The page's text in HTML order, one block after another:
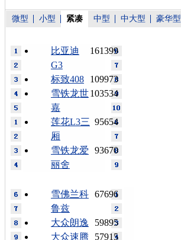
微型 小型 紧凑 中型 中大型 豪华型
161399
比亚迪
G3
109973
标致408
103534
雪铁龙世
嘉
95654
莲花L3三
厢
93670
雪铁龙爱
丽舍
67696
雪佛兰科
鲁兹
59895
大众朗逸
57915
大众速腾